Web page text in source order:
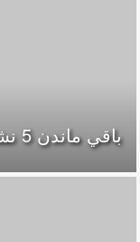
باقي ماندن 5 نشانه از 1200 نشانه‌ آخرالزمان